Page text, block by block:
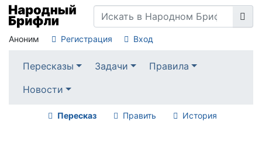
Аноним Регистрация Вход
Пересказы Задачи
Правила
Новости
Пересказ Править История